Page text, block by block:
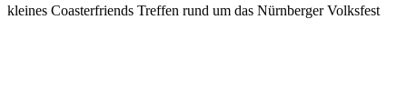
kleines Coasterfriends Treffen rund um das Nürnberger Volksfest